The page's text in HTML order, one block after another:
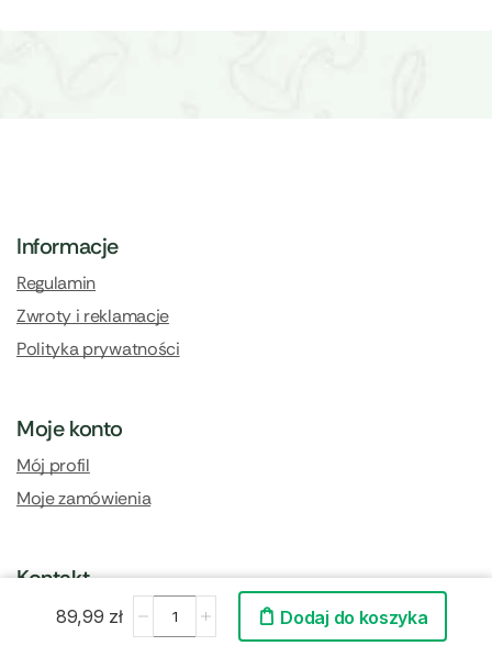
89,99 zł Dodaj do koszyka
Informacje
Regulamin
Zwroty i reklamacje
Polityka prywatności
Moje konto
Mój profil
Moje zamówienia
Kontakt
Kontakt i dane firmy